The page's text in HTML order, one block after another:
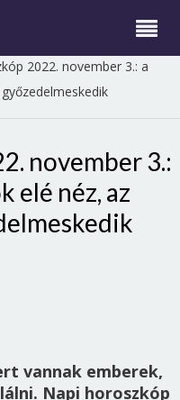
2022. november 3.: a
november 3.:
elé néz, az
vannak emberek,
Napi horoszkóp